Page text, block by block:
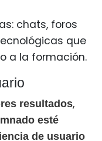
chats, foros
que
a la formación.
resultados,
esté
de usuario